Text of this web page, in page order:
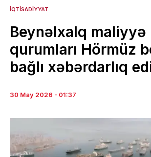
İQTISADIYYAT
Beynəlxalq maliyyə
qurumları Hörmüz
bağlı xəbərdarlıq
30 May 2026 - 01:37